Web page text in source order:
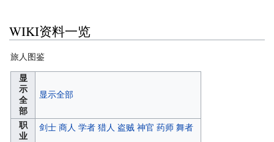
WIKI资料一览
旅人图鉴
显
示
全
部
显示全部
职
业
剑士 商人 学者 猎人 盗贼 神官 药师 舞者